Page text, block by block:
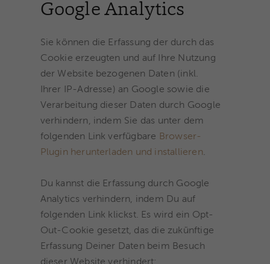
Google Analytics
Sie können die Erfassung der durch das
Cookie erzeugten und auf Ihre Nutzung
der Website bezogenen Daten (inkl.
Ihrer IP-Adresse) an Google sowie die
Verarbeitung dieser Daten durch Google
verhindern, indem Sie das unter dem
folgenden Link verfügbare Browser-
Plugin herunterladen und installieren
Du kannst die Erfassung durch Google
Analytics verhindern, indem Du auf
folgenden Link klickst. Es wird ein Opt-
Out-Cookie gesetzt, das die zukünftige
Erfassung Deiner Daten beim Besuch
dieser Website verhindert: